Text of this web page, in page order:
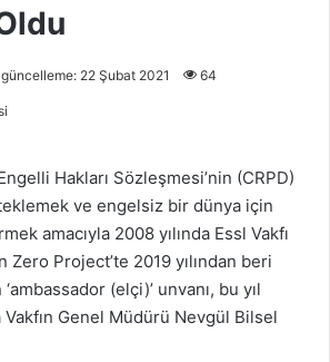
22 Şubat 2021 64
Hakları Sözleşmesi’nin (CRPD)
ve engelsiz bir dünya için
amacıyla 2008 yılında Essl Vakfı
Zero Project’te 2019 yılından beri
(elçi)’ unvanı, bu yıl
Vakfın Genel Müdürü Nevgül Bilsel